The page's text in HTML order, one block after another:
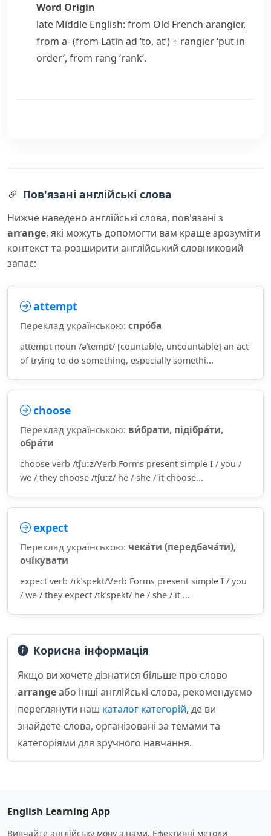
Word Origin
late Middle English: from Old French arangier,
from a-(from Latin ad ‘to, at’) + rangier‘put in
order’, from rang ‘rank’.
Пов'язані англійські слова
Нижче наведено англійські слова, пов'язані з
arrange, які можуть допомогти вам краще зрозуміти
контекст та розширити англійський словниковий
запас:
attempt
Переклад українською: спро́ба
attempt noun /əˈtempt/ [countable, uncountable] an act
of trying to do something, especially somethi...
choose
Переклад українською: ви́брати, підібра́ти,
обра́ти
choose verb /tʃuːz/Verb Forms present simple I / you /
we / they choose /tʃuːz/ he / she / it choose...
expect
Переклад українською: чека́ти (передбача́ти),
очі́кувати
expect verb /ɪkˈspekt/Verb Forms present simple I / you
/ we / they expect /ɪkˈspekt/ he / she / it ...
Корисна інформація
Якщо ви хочете дізнатися більше про слово
arrangeабо інші англійські слова, рекомендуємо
переглянути наш каталог категорій, де ви
знайдете слова, організовані за темами та
категоріями для зручного навчання.
English Learning App
Вивчайте англійську мову з нами. Ефективні методи